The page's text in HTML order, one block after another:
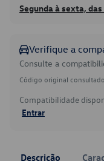
Segunda à sexta, das
Verifique a
Consulte a
Código original
Compatibilidade
Entrar
Descrição